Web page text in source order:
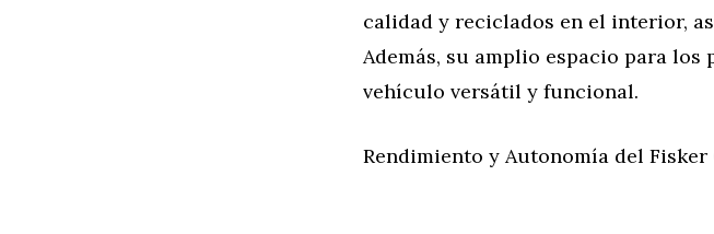
calidad y reciclados en el interior,
Además, su amplio espacio para los
vehículo versátil y funcional.
Rendimiento y Autonomía del Fisker